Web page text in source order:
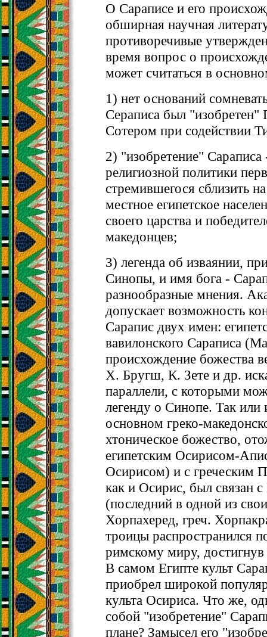
О Сараписе и его
обширная научная
противоречивые
время вопрос о
может считаться в
1) нет оснований
Сераписа был
Сотером при содействии
2) "изобретение" Сараписа
религиозной политики
стремившегося сблизить
местное египетское
своего царства и
македонцев;
3) легенда об изваянии,
Синопы, и имя бога -
разнообразные мнения.
допускает возможность
Сарапис двух имен:
вавилонского Сараписа
происхождение божества
X. Бругш, К. Зете и др.
параллели, с которыми
легенду о Синопе. Так или
основном греко-
хтоническое божество,
египетским Осирисом-
Осирисом) и с греческим
как и Осирис, был связан
(последний в одной из
Хорпахеред, греч.
троицы распространился
римскому миру,
В самом Египте культ
приобрел широкой
культа Осириса. Что же,
собой "изобретение"
плане? Замысел его